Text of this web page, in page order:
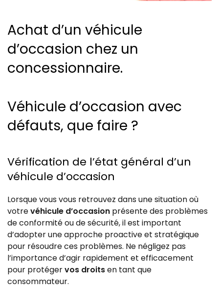
Achat d’un véhicule
d’occasion chez un
concessionnaire.
Véhicule d’occasion avec
défauts, que faire ?
Vérification de l’état général d’un
véhicule d’occasion
Lorsque vous vous retrouvez dans une situation où
votrevéhicule d’occasion présente des problèmes
de conformité ou de sécurité, il est important
d’adopter une approche proactive et stratégique
pour résoudre ces problèmes. Ne négligez pas
l’importance d’agir rapidement et efficacement
pour protégervos droitsen tant que
consommateur.